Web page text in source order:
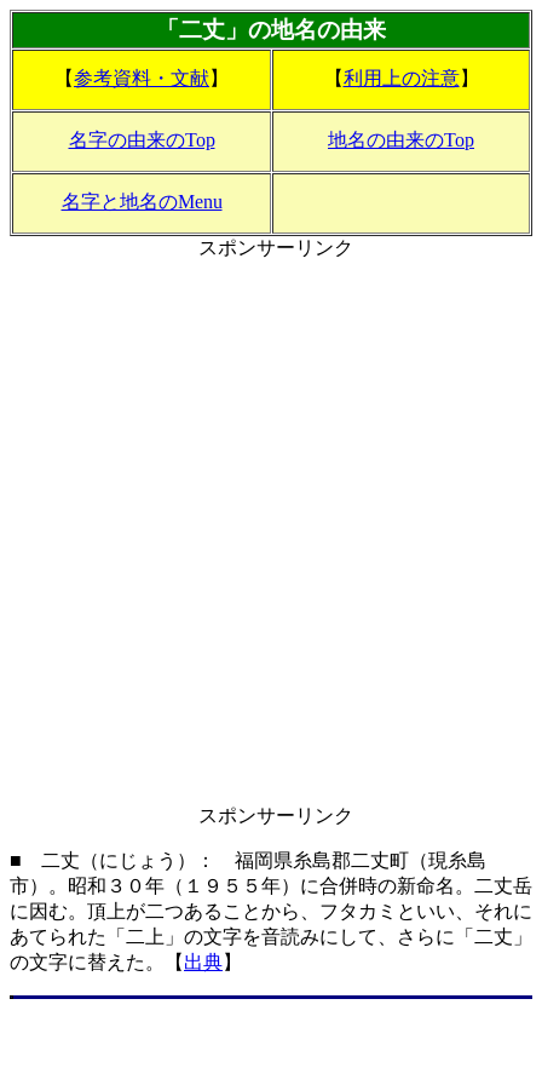
「二丈」の地名の由来
【参考資料・文献】 【利用上の注意】
名字の由来のTop 地名の由来のTop
名字と地名のMenu
スポンサーリンク
スポンサーリンク
■ 二丈（にじょう）： 福岡県糸島郡二丈町（現糸島
市）。昭和３０年（１９５５年）に合併時の新命名。二丈岳
に因む。頂上が二つあることから、フタカミといい、それに
あてられた「二上」の文字を音読みにして、さらに「二丈」
の文字に替えた。【 出典】